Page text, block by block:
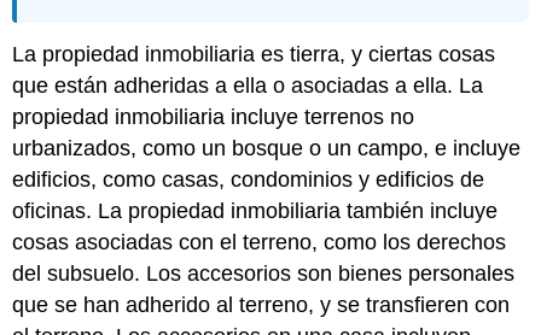
bienes
inmuebles
Alcance
Intereses
en
Bienes
Inmuebles
Relaciones
entre
el
La propiedad inmobiliaria es tierra, y ciertas cosas
que están adheridas a ella o asociadas a ella. La
propiedad inmobiliaria incluye terrenos no
urbanizados, como un bosque o un campo, e incluye
edificios, como casas, condominios y edificios de
oficinas. La propiedad inmobiliaria también incluye
cosas asociadas con el terreno, como los derechos
del subsuelo. Los accesorios son bienes personales
que se han adherido al terreno, y se transfieren con